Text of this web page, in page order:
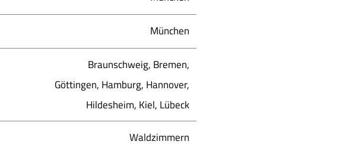
München
Braunschweig, Bremen,
Göttingen, Hamburg, Hannover,
Hildesheim, Kiel, Lübeck
Waldzimmern